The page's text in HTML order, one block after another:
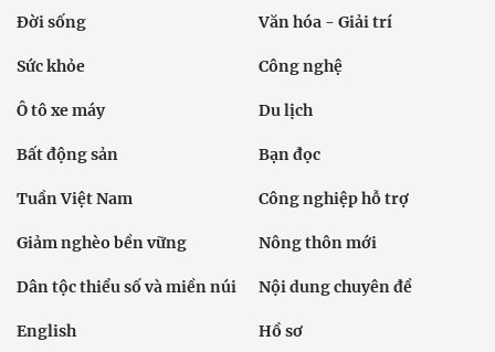
Đời sống Văn hóa - Giải trí
Sức khỏe Công nghệ
Ô tô xe máy Du lịch
Bất động sản Bạn đọc
Tuần Việt Nam Công nghiệp hỗ trợ
Giảm nghèo bền vững Nông thôn mới
Dân tộc thiểu số và miền núi Nội dung chuyên đề
English Hồ sơ